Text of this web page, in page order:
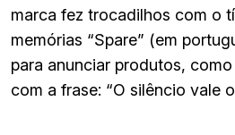
marca fez trocadilhos com o
memórias “Spare” (em
para anunciar produtos,
com a frase: “O silêncio vale